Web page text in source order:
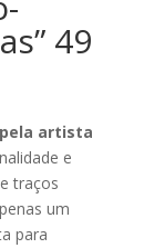
49
artista
e
traços
um
para